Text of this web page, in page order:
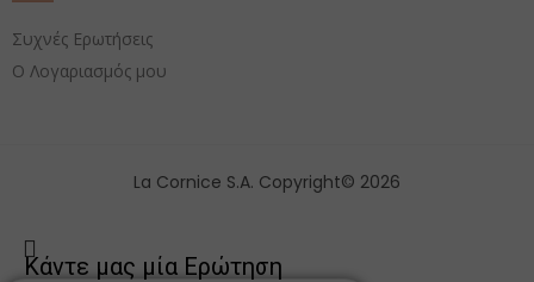
Συχνές Ερωτήσεις
Ο Λογαριασμός μου
La Cornice S.A. Copyright© 2026
Κάντε μας μία Ερώτηση